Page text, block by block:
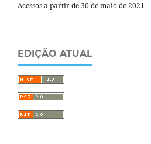
Acessos a partir de 30 de maio de 2021
EDIÇÃO ATUAL